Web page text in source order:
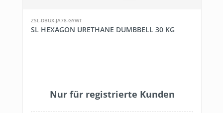
ZSL-DBUX-JA78-GYWT
SL HEXAGON URETHANE DUMBBELL 30 KG
Nur für registrierte Kunden